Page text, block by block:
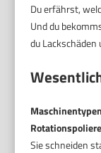
Du erfährst,
Und du
du
Maschinentypen
Sie schneiden